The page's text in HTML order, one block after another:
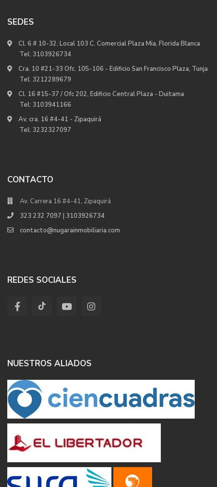
SEDES
Cl. 6 # 10-32, Local 103 C. Comercial Plaza Mia, Florida Blanca
Tel: 3103926734
Cra. 10 #21-33 Ofc. 105-106 - Edificio San Francisco Plaza, Tunja
Tel: 3212289679
Cl. 16 #15-37 / Ofc 202, Edificio Central Plaza - Duitama
Tel: 3103941166
Av. cra. 16 #4-41 - Zipaquirá
Tel: 3232327097
CONTACTO
Av. Carrera 16 #4-41, Zipaquirá
323 232 7097 | 3103926734
contacto@nugarainmobiliaria.com
REDES SOCIALES
NUESTROS ALIADOS